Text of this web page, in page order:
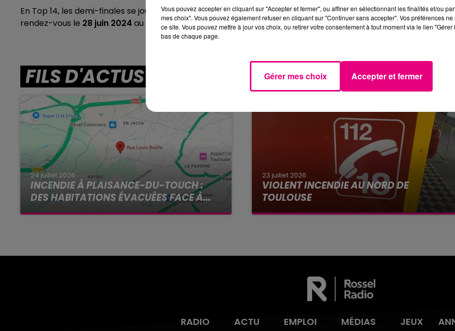
En Top 14, les demi-finales se joueront les 21 & 22 juin 2024, au Matmut Atlantique de Bordeaux. Pour la finale,
rendez-vous le 28 juin 2024 au stade Vélodrome de Marseille.
FILS D'ACTUS
24 juillet 2026
INCENDIE À PLAISANCE-DU-TOUCH :
DES HABITATIONS ÉVACUÉES FACE À...
Alors que la Haute-Garonne est en vigilance
23 juillet 2026
VIOLENT INCENDIE AU NORD DE
TOULOUSE
La Haute-Garonne sera placé en alerte rouge
16h00 - 19h00
La Team de l'Aprem
19h00 - 20h00
Le Plein de Hits
RADIO ACTU EMPLOI MÉDIAS JEUX
Vous pouvez accepter en cliquant sur "Accepter et fermer", ou affiner en sélectionnant les finalités et/ou
mes choix". Vous pouvez également refuser en cliquant sur "Continuer sans accepter". Vos préférences
ce site. Vous pouvez mettre à jour vos choix, ou retirer votre consentement à tout moment via le lien
bas de chaque page.
Gérer mes choix Accepter et fermer